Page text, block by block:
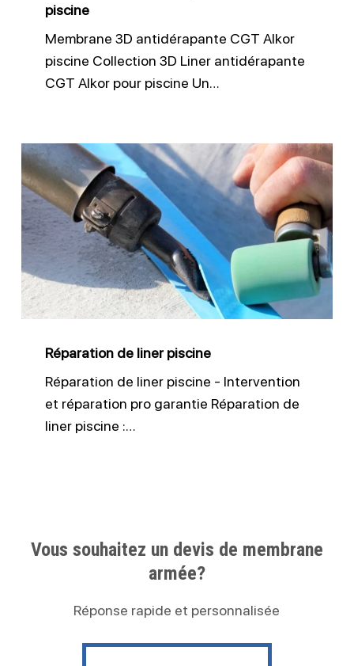
piscine
Membrane 3D antidérapante CGT Alkor
piscine Collection 3D Liner antidérapante
CGT Alkor pour piscine Un…
Réparation
de
liner
piscine
Réparation de liner piscine
Réparation de liner piscine - Intervention
et réparation pro garantie Réparation de
liner piscine :…
Vous souhaitez un devis de membrane
armée?
Réponse rapide et personnalisée
Contactez nous